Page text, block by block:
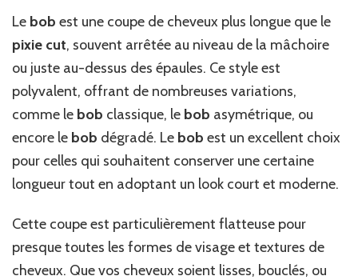
Le bob est une coupe de cheveux plus longue que le
pixie cut, souvent arrêtée au niveau de la mâchoire
ou juste au-dessus des épaules. Ce style est
polyvalent, offrant de nombreuses variations,
comme le bob classique, le bob asymétrique, ou
encore le bob dégradé. Le bob est un excellent choix
pour celles qui souhaitent conserver une certaine
longueur tout en adoptant un look court et moderne.
Cette coupe est particulièrement flatteuse pour
presque toutes les formes de visage et textures de
cheveux. Que vos cheveux soient lisses, bouclés, ou